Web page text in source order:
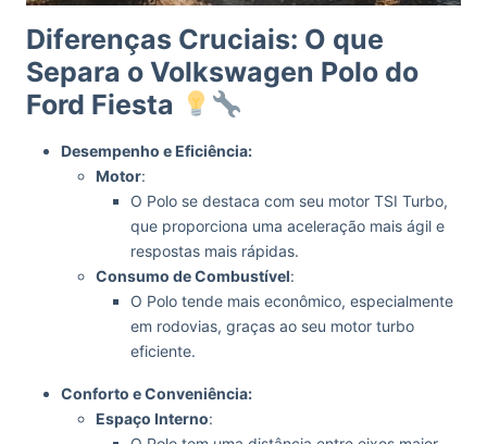
Diferenças Cruciais: O que
Separa o Volkswagen Polo do
Ford Fiesta
Desempenho e Eficiência:
Motor:
O Polo se destaca com seu motor TSI Turbo,
que proporciona uma aceleração mais ágil e
respostas mais rápidas.
Consumo de Combustível:
O Polo tende mais econômico, especialmente
em rodovias, graças ao seu motor turbo
eficiente.
Conforto e Conveniência:
Espaço Interno: